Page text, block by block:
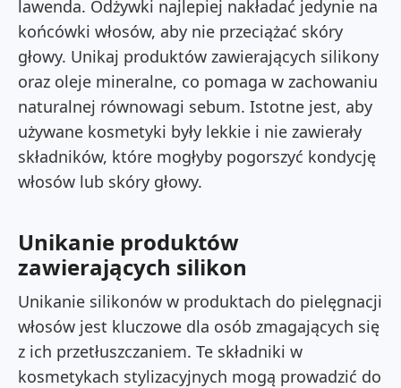
lawenda. Odżywki najlepiej nakładać jedynie na
końcówki włosów, aby nie przeciążać skóry
głowy. Unikaj produktów zawierających silikony
oraz oleje mineralne, co pomaga w zachowaniu
naturalnej równowagi sebum. Istotne jest, aby
używane kosmetyki były lekkie i nie zawierały
składników, które mogłyby pogorszyć kondycję
włosów lub skóry głowy.
Unikanie produktów
zawierających silikon
Unikanie silikonów w produktach do pielęgnacji
włosów jest kluczowe dla osób zmagających się
z ich przetłuszczaniem. Te składniki w
kosmetykach stylizacyjnych mogą prowadzić do